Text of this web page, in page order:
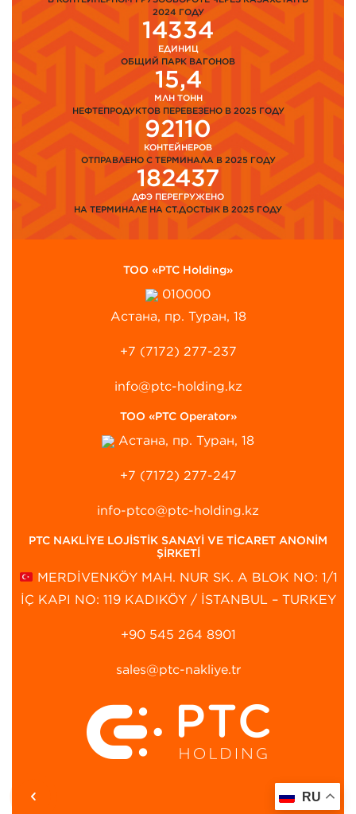
2024 ГОДУ
14334
ЕДИНИЦ
ОБЩИЙ ПАРК ВАГОНОВ
15,4
МЛН ТОНН
НЕФТЕПРОДУКТОВ ПЕРЕВЕЗЕНО В 2025 ГОДУ
92110
КОНТЕЙНЕРОВ
ОТПРАВЛЕНО С ТЕРМИНАЛА В 2025 ГОДУ
182437
ДФЭ ПЕРЕГРУЖЕНО
НА ТЕРМИНАЛЕ НА СТ.ДОСТЫК В 2025 ГОДУ
ТОО «PTC Holding»
010000
Астана, пр. Туран, 18
+7 (7172) 277-237
info@ptc-holding.kz
ТОО «PTC Operator»
Астана, пр. Туран, 18
+7 (7172) 277-247
info-ptco@ptc-holding.kz
PTC NAKLİYE LOJİSTİK SANAYİ VE TİCARET ANONİM
ŞİRKETİ
MERDİVENKÖY MAH. NUR SK. A BLOK NO: 1/1
İÇ KAPI NO: 119 KADIKÖY / İSTANBUL – TURKEY
+90 545 264 8901‬
sales@ptc-nakliye.tr
RU